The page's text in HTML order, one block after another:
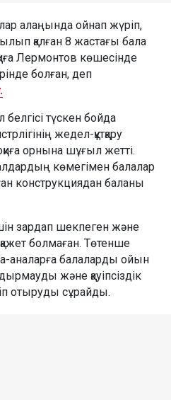
алаңында ойнап жүріп,
қалған 8 жастағы бала
Лермонтов көшесінде
болған, деп
белгісі түскен бойда
жедел-құтқару
орнына шұғыл жетті.
көмегімен балалар
конструкциядан баланы
зардап шекпеген және
болмаған. Төтенше
аналарға балаларды ойын
және қауіпсіздік
отыруды сұрайды.